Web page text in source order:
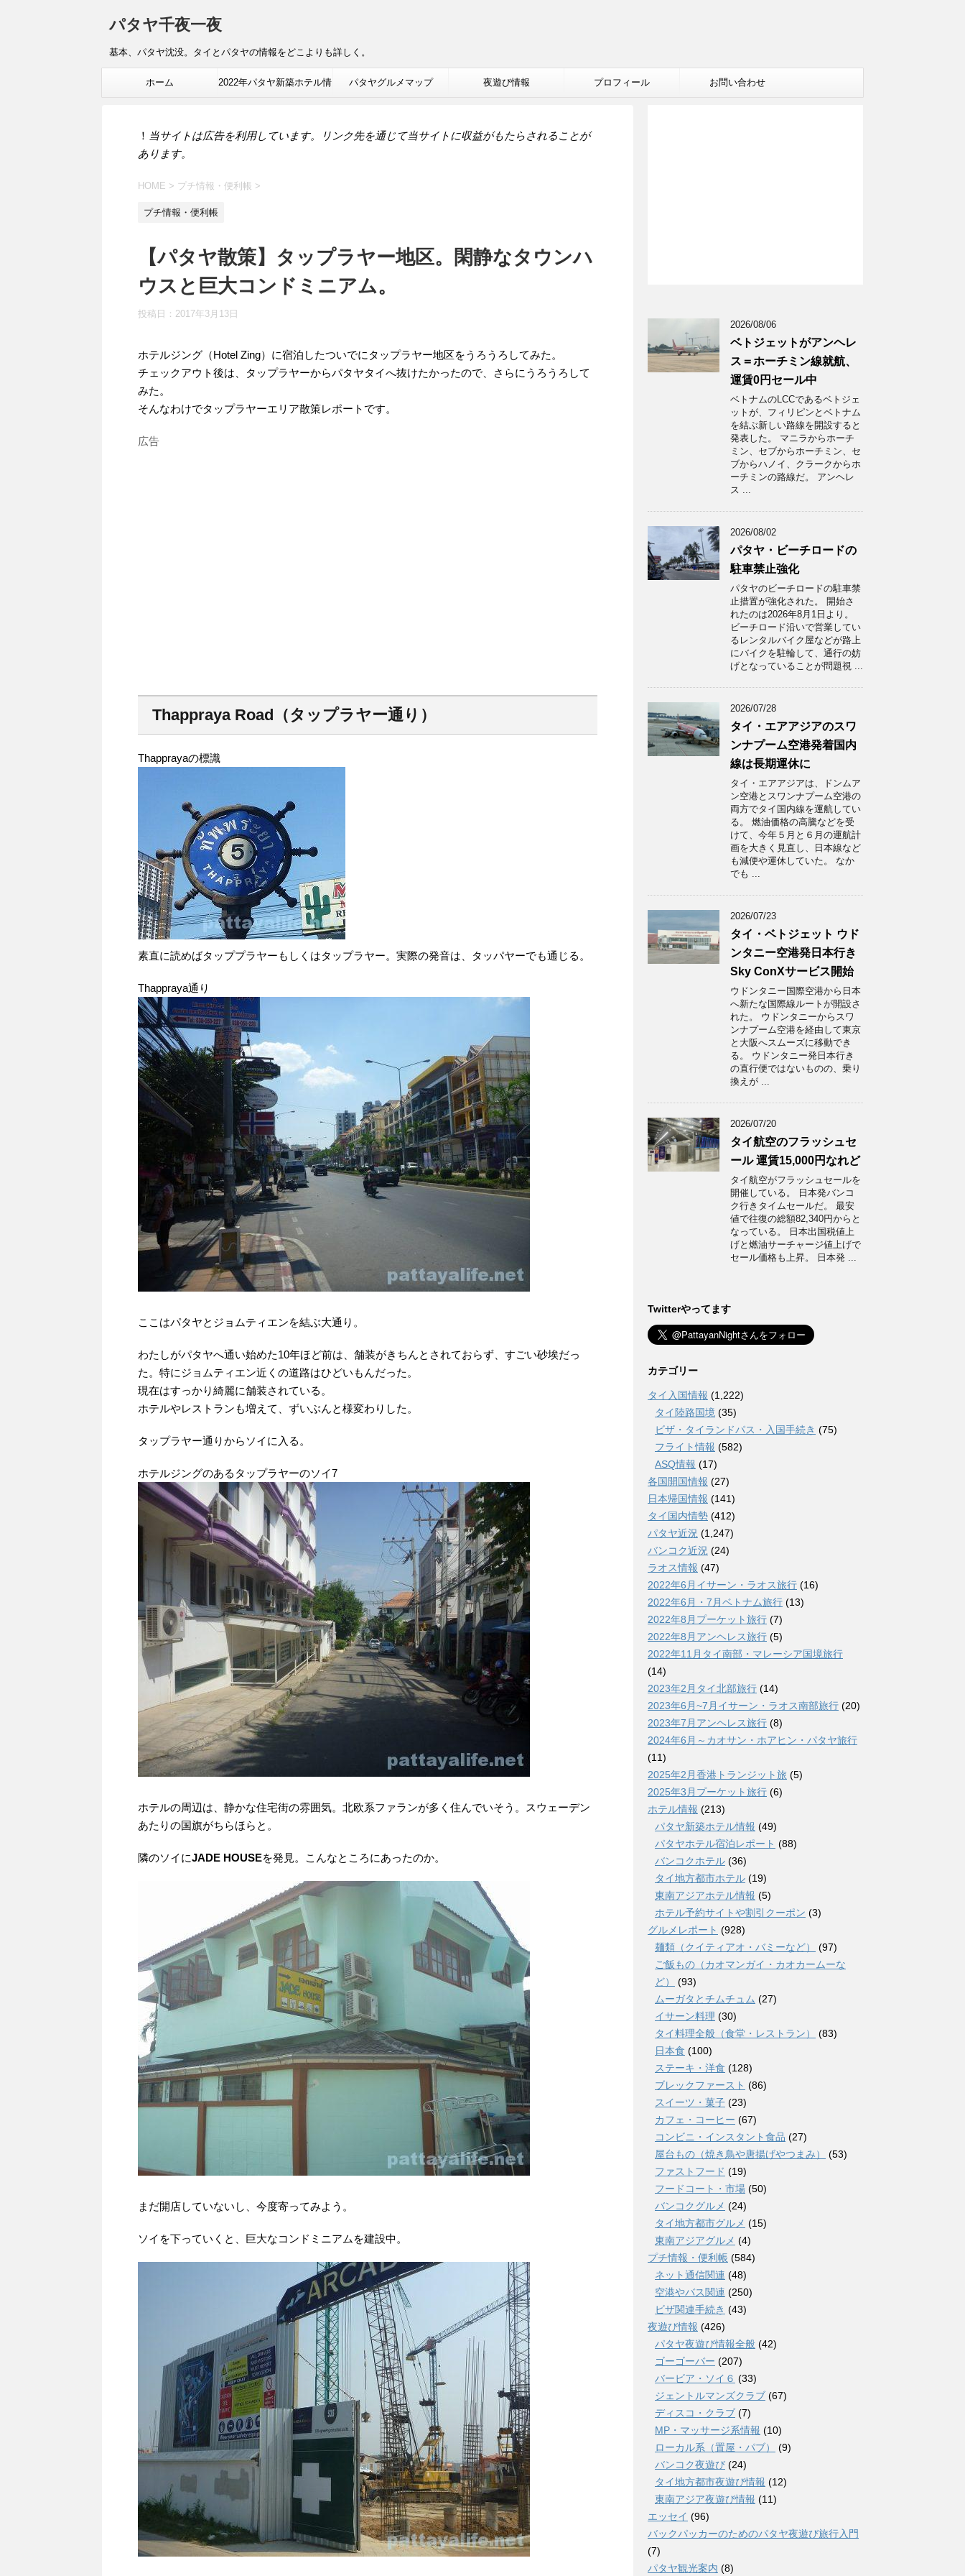
パタヤ千夜一夜
基本、パタヤ沈没。タイとパタヤの情報をどこよりも詳しく。
ホーム 2022年パタヤ新築ホテル情 パタヤグルメマップ 夜遊び情報 プロフィール お問い合わせ
！ 当サイトは広告を利用しています。リンク先を通じて当サイトに収益がもたらされることが
あります。
HOME > プチ情報・便利帳 >
プチ情報・便利帳
【パタヤ散策】タップラヤー地区。閑静なタウンハ
ウスと巨大コンドミニアム。
投稿日： 2017年3月13日
ホテルジング（Hotel Zing）に宿泊したついでにタップラヤー地区をうろうろしてみた。
チェックアウト後は、タップラヤーからパタヤタイへ抜けたかったので、さらにうろうろして
みた。
そんなわけでタップラヤーエリア散策レポートです。
広告
Thappraya Road（タップラヤー通り）
Thapprayaの標識
素直に読めばタッププラヤーもしくはタップラヤー。実際の発音は、タッパヤーでも通じる。
Thappraya通り
ここはパタヤとジョムティエンを結ぶ大通り。
わたしがパタヤへ通い始めた10年ほど前は、舗装がきちんとされておらず、すごい砂埃だっ
た。特にジョムティエン近くの道路はひどいもんだった。
現在はすっかり綺麗に舗装されている。
ホテルやレストランも増えて、ずいぶんと様変わりした。
タップラヤー通りからソイに入る。
ホテルジングのあるタップラヤーのソイ7
ホテルの周辺は、静かな住宅街の雰囲気。北欧系ファランが多く住んでいそう。スウェーデン
あたりの国旗がちらほらと。
隣のソイにJADE HOUSEを発見。こんなところにあったのか。
まだ開店していないし、今度寄ってみよう。
ソイを下っていくと、巨大なコンドミニアムを建設中。
2026/08/06
ベトジェットがアンヘレ
ス＝ホーチミン線就航、
運賃0円セール中
ベトナムのLCCであるベトジェ
ットが、フィリピンとベトナム
を結ぶ新しい路線を開設すると
発表した。 マニラからホーチ
ミン、セブからホーチミン、セ
ブからハノイ、クラークからホ
ーチミンの路線だ。 アンヘレ
ス ...
2026/08/02
パタヤ・ビーチロードの
駐車禁止強化
パタヤのビーチロードの駐車禁
止措置が強化された。 開始さ
れたのは2026年8月1日より。
ビーチロード沿いで営業してい
るレンタルバイク屋などが路上
にバイクを駐輪して、通行の妨
げとなっていることが問題視 ...
2026/07/28
タイ・エアアジアのスワ
ンナプーム空港発着国内
線は長期運休に
タイ・エアアジアは、ドンムア
ン空港とスワンナプーム空港の
両方でタイ国内線を運航してい
る。 燃油価格の高騰などを受
けて、今年５月と６月の運航計
画を大きく見直し、日本線など
も減便や運休していた。 なか
でも ...
2026/07/23
タイ・ベトジェット ウド
ンタニー空港発日本行き
Sky ConXサービス開始
ウドンタニー国際空港から日本
へ新たな国際線ルートが開設さ
れた。 ウドンタニーからスワ
ンナプーム空港を経由して東京
と大阪へスムーズに移動でき
る。 ウドンタニー発日本行き
の直行便ではないものの、乗り
換えが ...
2026/07/20
タイ航空のフラッシュセ
ール 運賃15,000円なれど
タイ航空がフラッシュセールを
開催している。 日本発バンコ
ク行きタイムセールだ。 最安
値で往復の総額82,340円からと
なっている。 日本出国税値上
げと燃油サーチャージ値上げで
セール価格も上昇。 日本発 ...
Twitterやってます
カテゴリー
タイ入国情報 (1,222)
タイ陸路国境 (35)
ビザ・タイランドパス・入国手続き (75)
フライト情報 (582)
ASQ情報 (17)
各国開国情報 (27)
日本帰国情報 (141)
タイ国内情勢 (412)
パタヤ近況 (1,247)
バンコク近況 (24)
ラオス情報 (47)
2022年6月イサーン・ラオス旅行 (16)
2022年6月・7月ベトナム旅行 (13)
2022年8月プーケット旅行 (7)
2022年8月アンヘレス旅行 (5)
2022年11月タイ南部・マレーシア国境旅行
(14)
2023年2月タイ北部旅行 (14)
2023年6月~7月イサーン・ラオス南部旅行 (20)
2023年7月アンヘレス旅行 (8)
2024年6月～カオサン・ホアヒン・パタヤ旅行
(11)
2025年2月香港トランジット旅 (5)
2025年3月プーケット旅行 (6)
ホテル情報 (213)
パタヤ新築ホテル情報 (49)
パタヤホテル宿泊レポート (88)
バンコクホテル (36)
タイ地方都市ホテル (19)
東南アジアホテル情報 (5)
ホテル予約サイトや割引クーポン (3)
グルメレポート (928)
麺類（クイティアオ・バミーなど）
(97)
ご飯もの（カオマンガイ・カオカームーな
ど）
(93)
ムーガタとチムチュム (27)
イサーン料理 (30)
タイ料理全般（食堂・レストラン）
(83)
日本食 (100)
ステーキ・洋食 (128)
ブレックファースト (86)
スイーツ・菓子 (23)
カフェ・コーヒー (67)
コンビニ・インスタント食品 (27)
屋台もの（焼き鳥や唐揚げやつまみ）
(53)
ファストフード (19)
フードコート・市場 (50)
バンコクグルメ (24)
タイ地方都市グルメ (15)
東南アジアグルメ (4)
プチ情報・便利帳 (584)
ネット通信関連 (48)
空港やバス関連 (250)
ビザ関連手続き (43)
夜遊び情報 (426)
パタヤ夜遊び情報全般 (42)
ゴーゴーバー (207)
バービア・ソイ６ (33)
ジェントルマンズクラブ (67)
ディスコ・クラブ (7)
MP・マッサージ系情報 (10)
ローカル系（置屋・パブ）
(9)
バンコク夜遊び (24)
タイ地方都市夜遊び情報 (12)
東南アジア夜遊び情報 (11)
エッセイ (96)
バックパッカーのためのパタヤ夜遊び旅行入門
(7)
パタヤ観光案内 (8)